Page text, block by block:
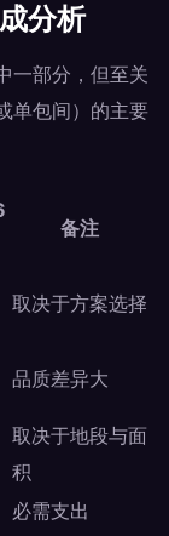
分析
一部分，但至关
单包间）的主要
备注
取决于方案选择
品质差异大
取决于地段与面
积
必需支出